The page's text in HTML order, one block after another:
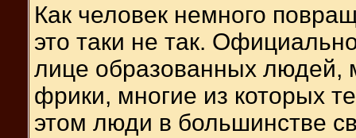
Как человек немного
это таки не так.
лице образованных людей,
фрики, многие из которых
этом люди в большинстве